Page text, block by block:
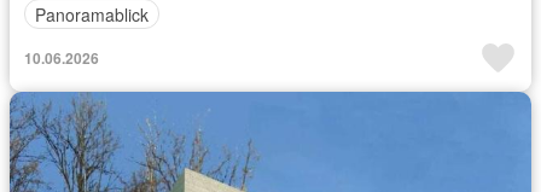
Panoramablick
10.06.2026